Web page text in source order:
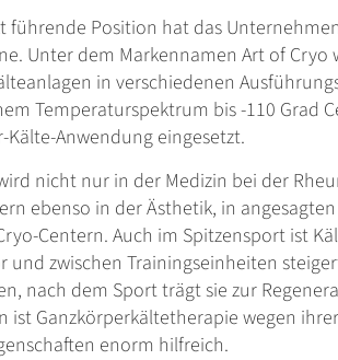
führende Position hat das
Unter dem Markennamen Art of Cryo
in verschiedenen
Temperaturspektrum bis -110 Grad
Kälte-Anwendung eingesetzt.
nicht nur in der Medizin bei der
ebenso in der Ästhetik, in
Centern. Auch im Spitzensport ist
und zwischen Trainingseinheiten
nach dem Sport trägt sie zur
ist Ganzkörperkältetherapie wegen
enorm hilfreich.